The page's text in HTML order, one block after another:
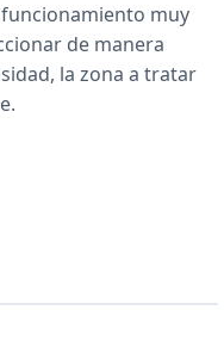
muy
de manera
la zona a tratar